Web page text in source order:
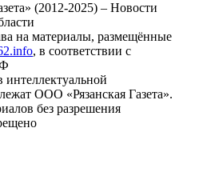
(2012-2025) – Новости
на материалы, размещённые
, в соответствии с
интеллектуальной
ООО «Рязанская Газета».
без разрешения